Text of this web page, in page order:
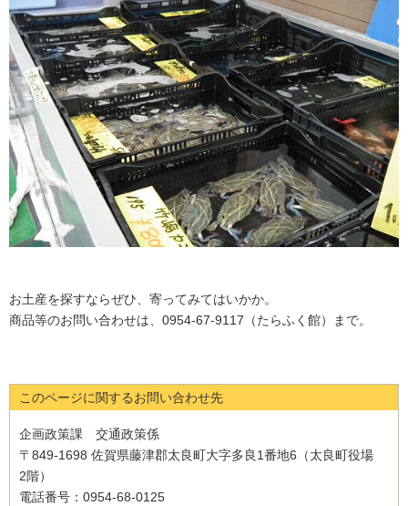
お土産を探すならぜひ、寄ってみてはいかか。
商品等のお問い合わせは、0954-67-9117（たらふく館）まで。
このページに関するお問い合わせ先
企画政策課 交通政策係
〒849-1698 佐賀県藤津郡太良町大字多良1番地6（太良町役場
2階）
電話番号：0954-68-0125